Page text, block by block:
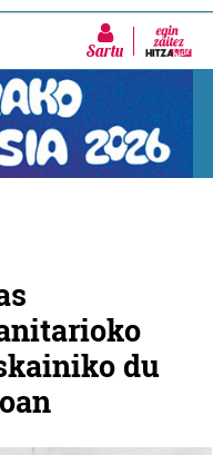
Sartu
du